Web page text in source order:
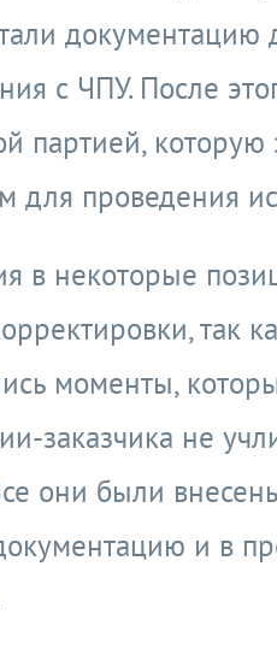
документацию
с ЧПУ. После
партией, которую
для проведения
в некоторые
так
моменты,
заказчика не
они были
и в